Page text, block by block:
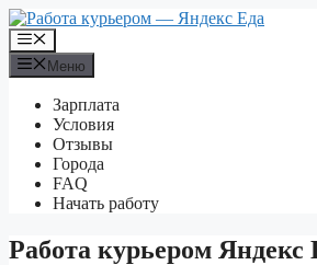
Перейти
к
содержимому
Меню
Меню
Зарплата
Условия
Отзывы
Города
FAQ
Начать работу
Работа курьером Яндекс